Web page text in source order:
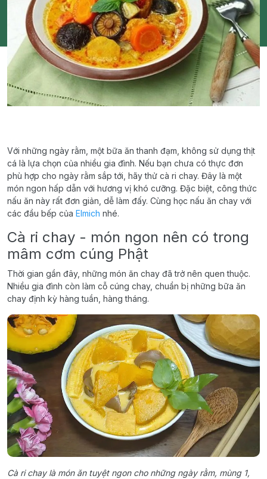
Với những ngày rằm, một bữa ăn thanh đạm, không sử dụng thịt
cá là lựa chọn của nhiều gia đình. Nếu bạn chưa có thực đơn
phù hợp cho ngày rằm sắp tới, hãy thử cà ri chay. Đây là một
món ngon hấp dẫn với hương vị khó cưỡng. Đặc biệt, công thức
nấu ăn này rất đơn giản, dễ làm đấy. Cùng học nấu ăn chay với
các đầu bếp của Elmich nhé.
Cà ri chay - món ngon nên có trong
mâm cơm cúng Phật
Thời gian gần đây, những món ăn chay đã trở nên quen thuộc.
Nhiều gia đình còn làm cỗ cúng chay, chuẩn bị những bữa ăn
chay định kỳ hàng tuần, hàng tháng.
Cà ri chay là món ăn tuyệt ngon cho những ngày rằm, mùng 1,